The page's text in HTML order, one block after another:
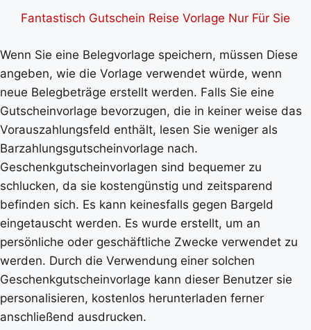
Fantastisch Gutschein Reise Vorlage Nur Für Sie
Wenn Sie eine Belegvorlage speichern, müssen Diese
angeben, wie die Vorlage verwendet würde, wenn
neue Belegbeträge erstellt werden. Falls Sie eine
Gutscheinvorlage bevorzugen, die in keiner weise das
Vorauszahlungsfeld enthält, lesen Sie weniger als
Barzahlungsgutscheinvorlage nach.
Geschenkgutscheinvorlagen sind bequemer zu
schlucken, da sie kostengünstig und zeitsparend
befinden sich. Es kann keinesfalls gegen Bargeld
eingetauscht werden. Es wurde erstellt, um an
persönliche oder geschäftliche Zwecke verwendet zu
werden. Durch die Verwendung einer solchen
Geschenkgutscheinvorlage kann dieser Benutzer sie
personalisieren, kostenlos herunterladen ferner
anschließend ausdrucken.